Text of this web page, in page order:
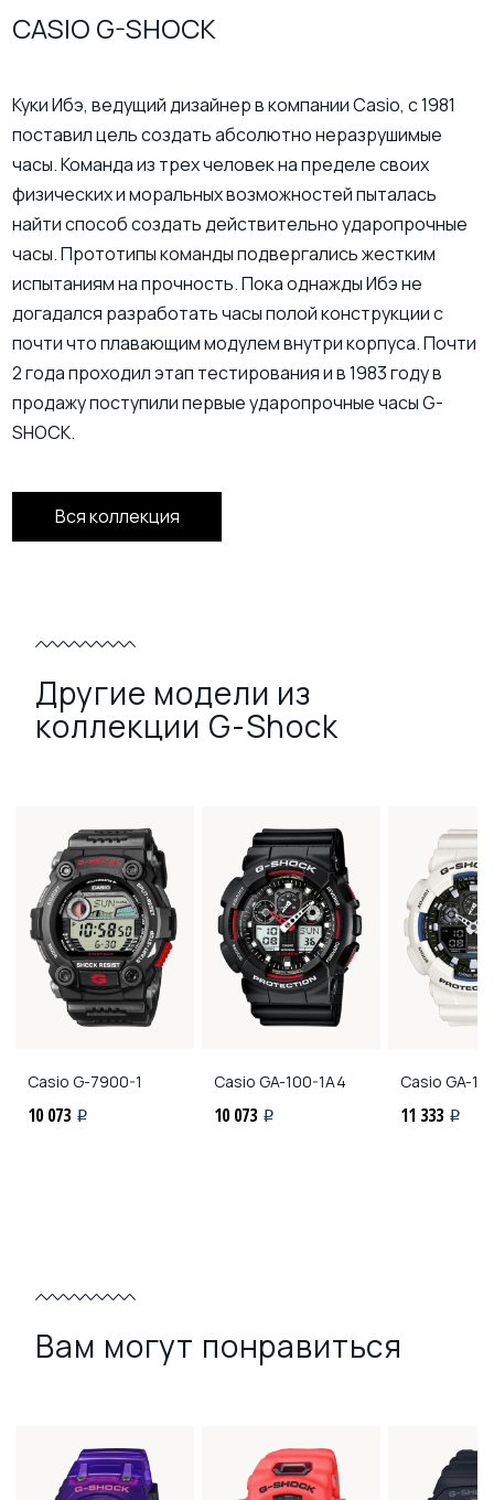
CASIO G-SHOCK
Куки Ибэ, ведущий дизайнер в компании Casio, с 1981
поставил цель создать абсолютно неразрушимые
часы. Команда из трех человек на пределе своих
физических и моральных возможностей пыталась
найти способ создать действительно ударопрочные
часы. Прототипы команды подвергались жестким
испытаниям на прочность. Пока однажды Ибэ не
догадался разработать часы полой конструкции с
почти что плавающим модулем внутри корпуса. Почти
2 года проходил этап тестирования и в 1983 году в
продажу поступили первые ударопрочные часы G-
SHOCK.
Вся коллекция
Другие модели из
коллекции G-Shock
Casio G-7900-1
10 073 i
Casio GA-100-1A4
10 073 i
Casio GA-
11 333 i
Вам могут понравиться